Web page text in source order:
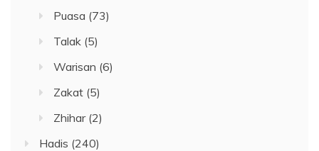
Puasa (73)
Talak (5)
Warisan (6)
Zakat (5)
Zhihar(2)
Hadis (240)